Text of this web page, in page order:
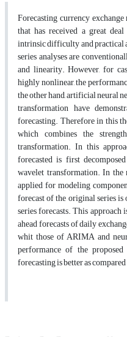
Forecasting currency
that has received a great
intrinsic difficulty and practical
series analyses are
and linearity. However, for
highly nonlinear, the
the other hand, artificial neural
transformation have
forecasting. Therefore in this
which combines the
transformation. In this
forecasted is first
wavelet transformation. In
applied for modeling
forecast of the original series
series forecasts. This
ahead forecasts of daily
whit those of ARIMA and
performance of the
forecasting is better as